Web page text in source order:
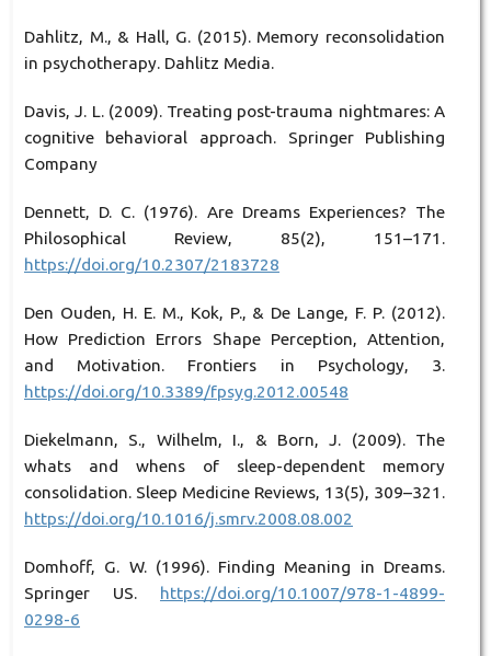
Dahlitz, M., & Hall, G. (2015). Memory reconsolidation
in psychotherapy. Dahlitz Media.
Davis, J. L. (2009). Treating post-trauma nightmares: A
cognitive behavioral approach. Springer Publishing
Company
Dennett, D. C. (1976). Are Dreams Experiences? The
Philosophical Review, 85(2), 151–171.
https://doi.org/10.2307/2183728
Den Ouden, H. E. M., Kok, P., & De Lange, F. P. (2012).
How Prediction Errors Shape Perception, Attention,
and Motivation. Frontiers in Psychology, 3.
https://doi.org/10.3389/fpsyg.2012.00548
Diekelmann, S., Wilhelm, I., & Born, J. (2009). The
whats and whens of sleep-dependent memory
consolidation. Sleep Medicine Reviews, 13(5), 309–321.
https://doi.org/10.1016/j.smrv.2008.08.002
Domhoff, G. W. (1996). Finding Meaning in Dreams.
Springer US. https://doi.org/10.1007/978-1-4899-
0298-6